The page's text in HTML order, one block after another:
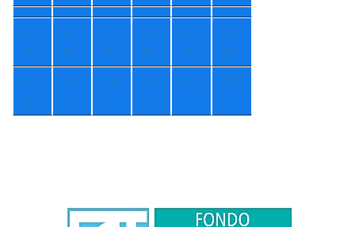
+1
7°
+1
6°
+1
5°
+1
4°
+1
3°
+1
2°
+1
0°
+7
°
+4
°
+4
°
+4° +7°